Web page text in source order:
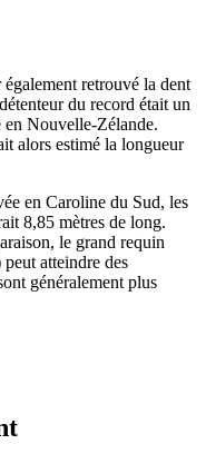
retrouvé la dent
du record était un
en Nouvelle-Zélande.
alors estimé la longueur
en Caroline du Sud, les
8,85 mètres de long.
le grand requin
atteindre des
généralement plus